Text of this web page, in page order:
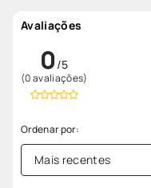
Avaliações
0
(0 avaliações)
Mais recentes